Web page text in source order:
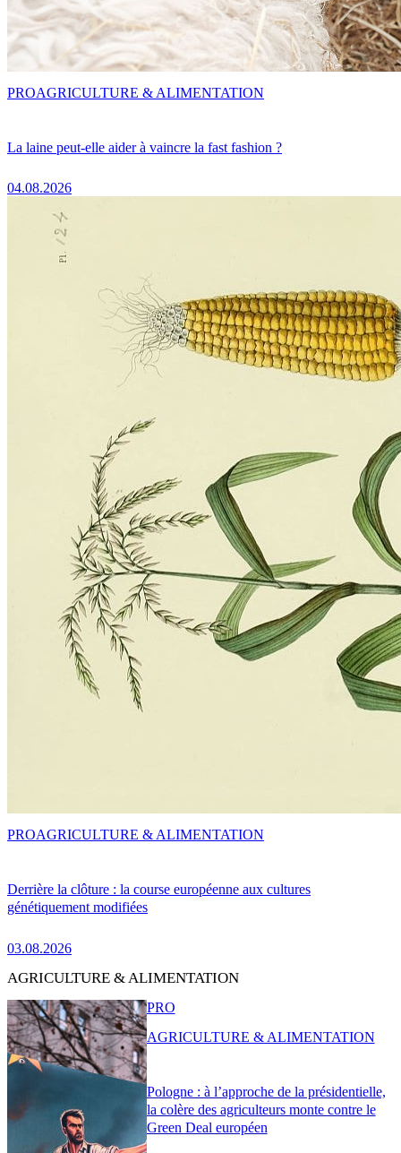
La laine peut-elle aider à vaincre la fast fashion ?
04.08.2026
PROAGRICULTURE & ALIMENTATION
Derrière la clôture : la course européenne aux cultures
génétiquement modifiées
03.08.2026
PROAGRICULTURE & ALIMENTATION
AGRICULTURE & ALIMENTATION
Pologne : à l’approche de la présidentielle,
la colère des agriculteurs monte contre le
Green Deal européen
PRO
AGRICULTURE & ALIMENTATION